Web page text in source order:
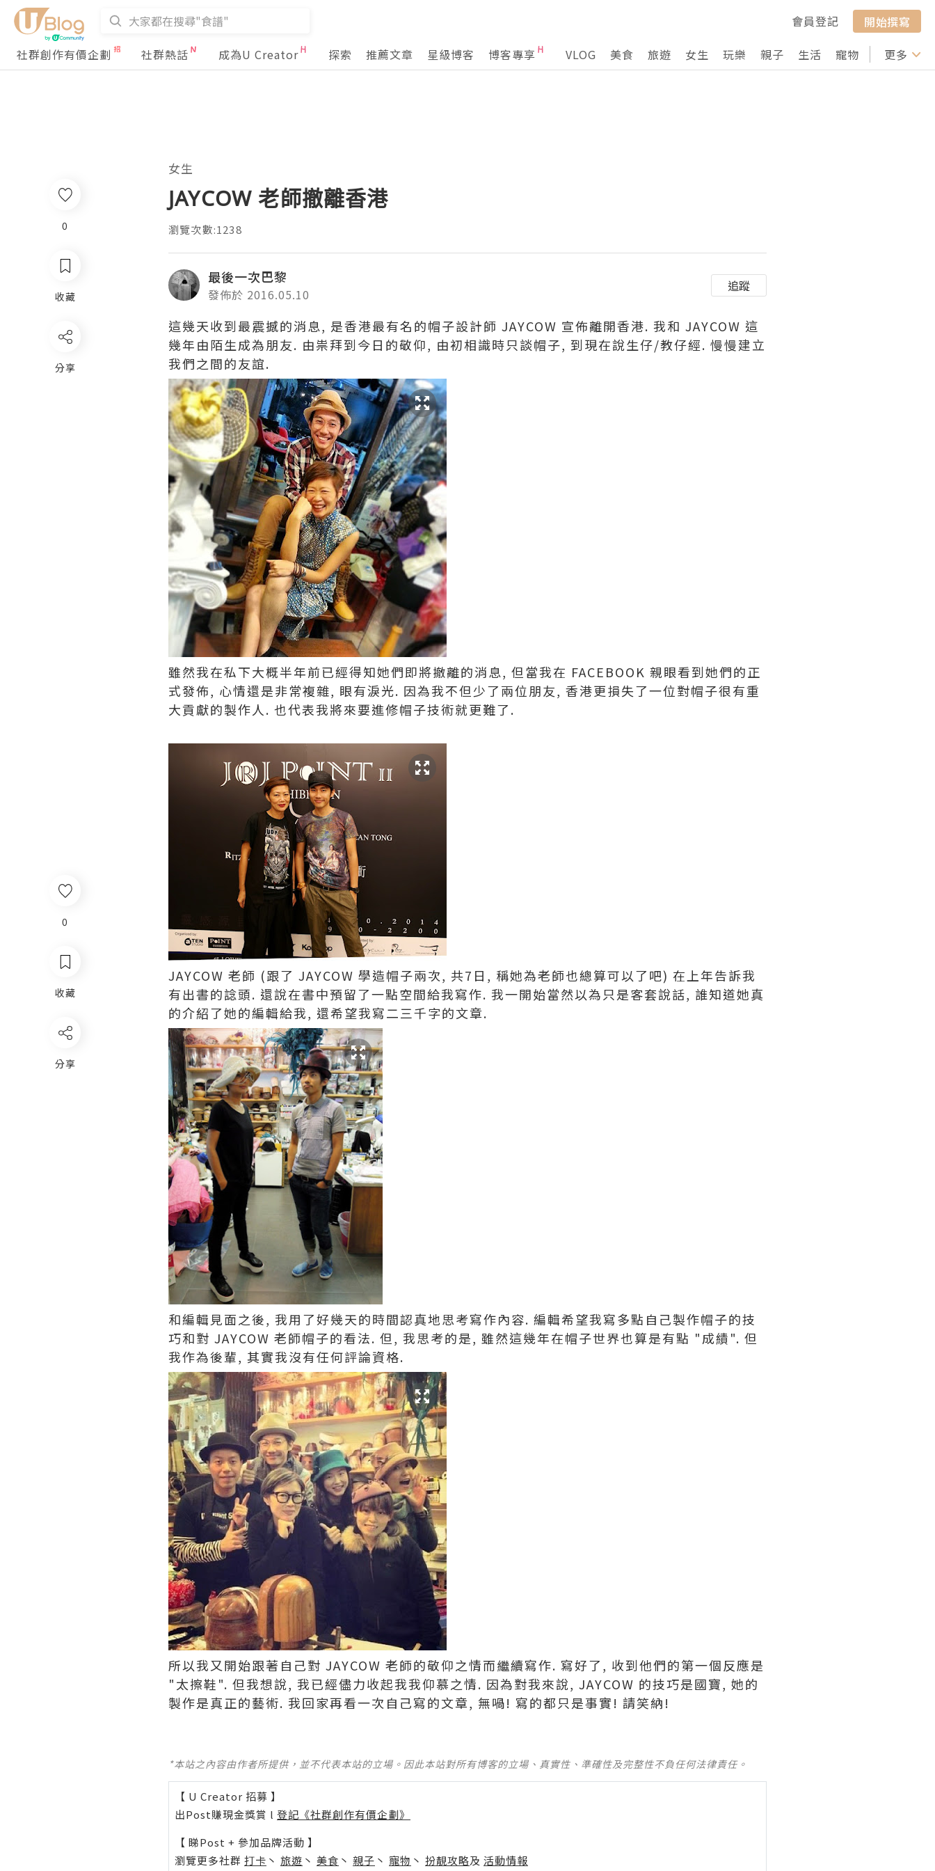
會員登記
開始撰寫
社群創作有價企劃
社群熱話 成為U Creator 探索 推薦文章 星級博客 博客專享 VLOG 美食 旅遊 女生 玩樂 親子 生活 寵物 行山 打卡
更多
0
收藏
分享
女生
JAYCOW 老師撤離香港
瀏覽次數:1238
最後一次巴黎
發佈於 2016.05.10
追蹤
這幾天收到最震撼的消息, 是香港最有名的帽子設計師 JAYCOW 宣佈離開香港. 我和 JAYCOW 這
幾年由陌生成為朋友. 由祟拜到今日的敬仰, 由初相識時只談帽子, 到現在說生仔/教仔經. 慢慢建立
我們之間的友誼.
雖然我在私下大概半年前已經得知她們即將撤離的消息, 但當我在 FACEBOOK 親眼看到她們的正
式發佈, 心情還是非常複雜, 眼有淚光. 因為我不但少了兩位朋友, 香港更損失了一位對帽子很有重
大貢獻的製作人. 也代表我將來要進修帽子技術就更難了.
JAYCOW 老師 (跟了 JAYCOW 學造帽子兩次, 共7日, 稱她為老師也總算可以了吧) 在上年告訴我
有出書的諗頭. 還說在書中預留了一點空間給我寫作. 我一開始當然以為只是客套說話, 誰知道她真
的介紹了她的編輯給我, 還希望我寫二三千字的文章.
和編輯見面之後, 我用了好幾天的時間認真地思考寫作內容. 編輯希望我寫多點自己製作帽子的技
巧和對 JAYCOW 老師帽子的看法. 但, 我思考的是, 雖然這幾年在帽子世界也算是有點 "成績". 但
我作為後輩, 其實我沒有任何評論資格.
所以我又開始跟著自己對 JAYCOW 老師的敬仰之情而繼續寫作. 寫好了, 收到他們的第一個反應是
"太擦鞋". 但我想說, 我已經儘力收起我我仰慕之情. 因為對我來說, JAYCOW 的技巧是國寶, 她的
製作是真正的藝術. 我回家再看一次自己寫的文章, 無喎! 寫的都只是事實! 請笑納!
*本站之內容由作者所提供，並不代表本站的立場。因此本站對所有博客的立場、真實性、準確性及完整性不負任何法律責任。
【 U Creator 招募 】
出Post賺現金獎賞 l 登記《社群創作有價企劃》
【 睇Post + 參加品牌活動 】
瀏覽更多社群 打卡 丶 旅遊 丶 美食 丶 親子 丶 寵物 丶 扮靚攻略及 活動情報
0
收藏
分享